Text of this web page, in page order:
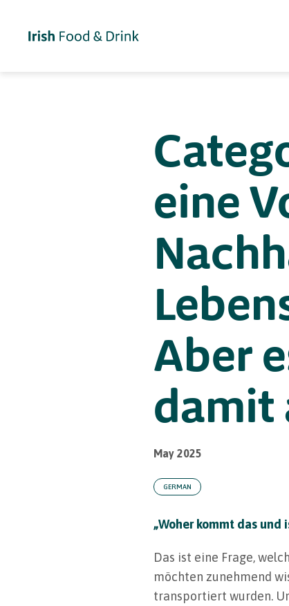
eine
Aber
damit
May 2025
GERMAN
„Woher kommt das und
Das ist eine Frage,
möchten zunehmend
transportiert wurden.